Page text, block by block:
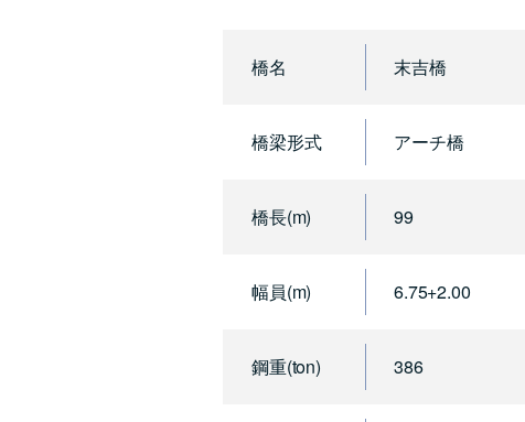
橋名 末吉橋
橋梁形式 アーチ橋
橋長(m) 99
幅員(m) 6.75+2.00
鋼重(ton) 386